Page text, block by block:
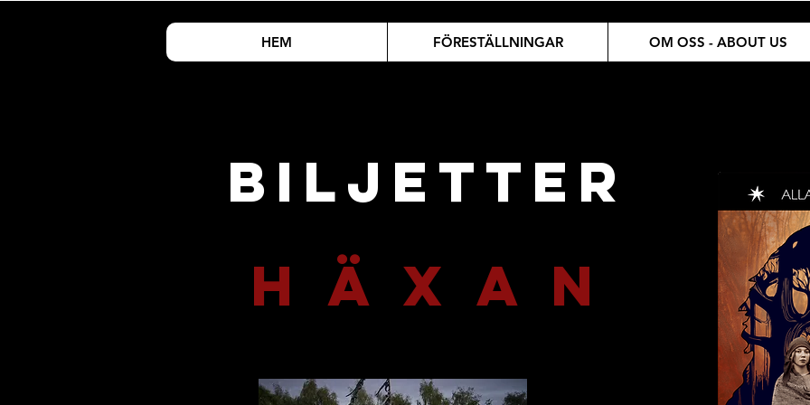
HEM FÖRESTÄLLNINGAR OM OSS - ABOUT US
BILJETTER
H Ä X A N